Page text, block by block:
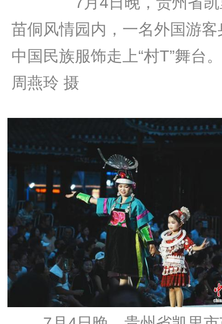
苗侗风情园内，一名外国游客
中国民族服饰走上“村T”舞台
周燕玲 摄